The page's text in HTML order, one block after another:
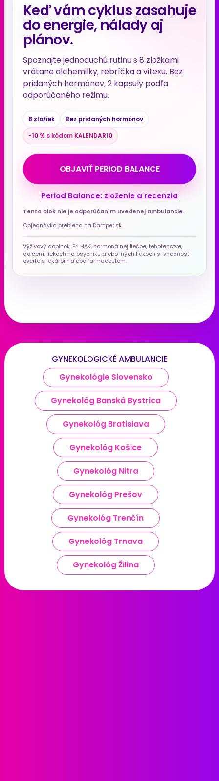
Keď vám cyklus zasahuje
do energie, nálady aj
plánov.
Spoznajte jednoduchú rutinu s 8 zložkami
vrátane alchemilky, rebríčka a vitexu. Bez
pridaných hormónov, 2 kapsuly podľa
odporúčaného režimu.
8 zložiek
Bez pridaných hormónov
−10 % s kódom KALENDAR10
OBJAVIŤ PERIOD BALANCE
Period Balance: zloženie a recenzia
Tento blok nie je odporúčaním uvedenej ambulancie.
Objednávka prebieha na Damper.sk.
Výživový doplnok. Pri HAK, hormonálnej liečbe, tehotenstve,
dojčení, liekoch na psychiku alebo iných liekoch si vhodnosť
overte s lekárom alebo farmaceutom.
GYNEKOLOGICKÉ AMBULANCIE
Gynekológie Slovensko
Gynekológ Banská Bystrica
Gynekológ Bratislava
Gynekológ Košice
Gynekológ Nitra
Gynekológ Prešov
Gynekológ Trenčín
Gynekológ Trnava
Gynekológ Žilina